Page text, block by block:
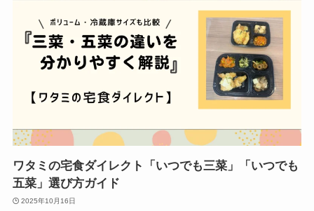
ワタミの宅食ダイレクト「いつでも三菜」「いつでも
五菜」選び方ガイド
2025年10月16日